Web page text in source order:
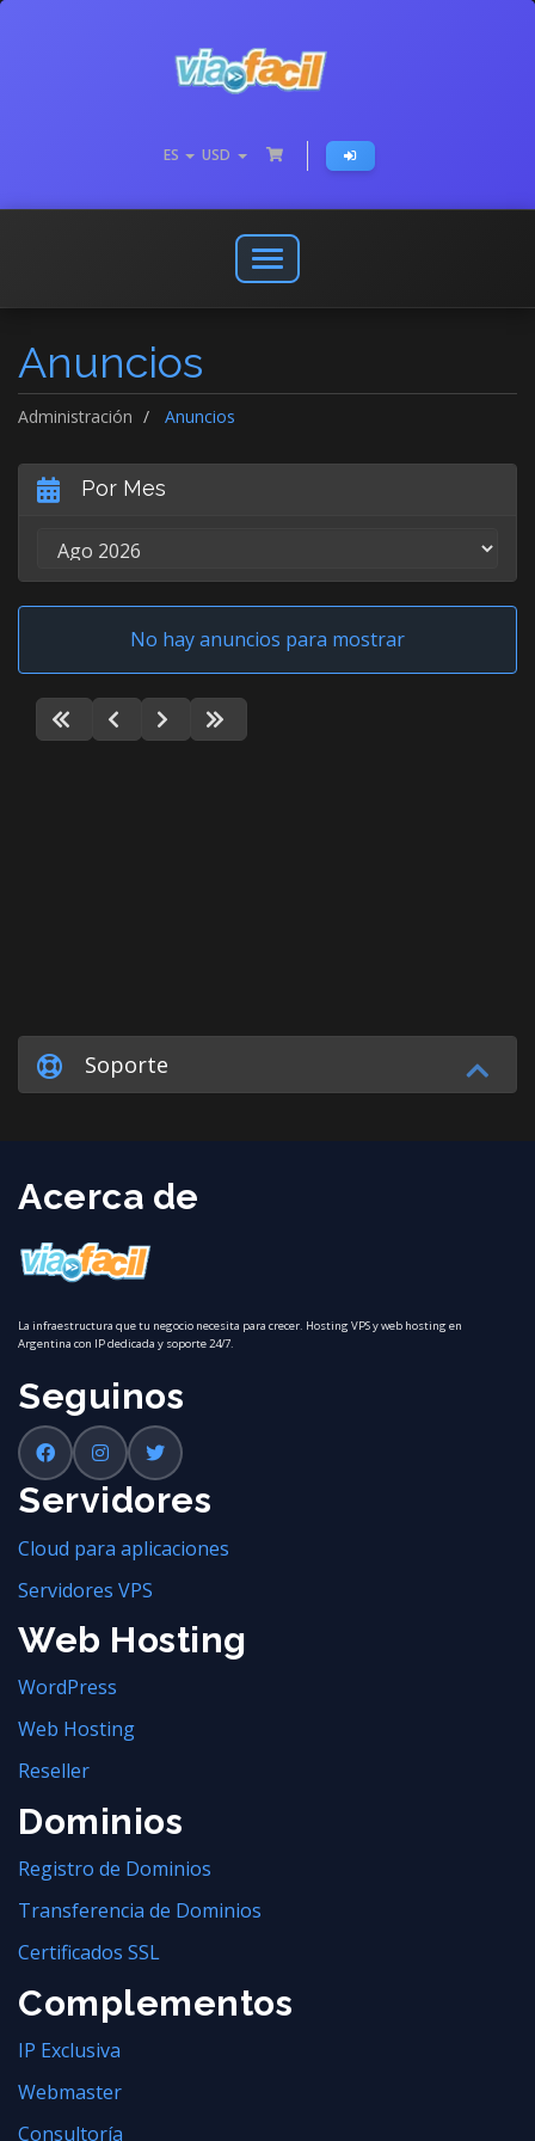
ES USD
Abrir
o
Anuncios
Administración Anuncios
Por Mes
No hay anuncios para mostrar
Soporte
Acerca de
La infraestructura que tu negocio necesita para crecer. Hosting VPS y web hosting en
Argentina con IP dedicada y soporte 24/7.
Seguinos
Servidores
Cloud para aplicaciones
Servidores VPS
Web Hosting
WordPress
Web Hosting
Reseller
Dominios
Registro de Dominios
Transferencia de Dominios
Certificados SSL
Complementos
IP Exclusiva
Webmaster
Consultoría